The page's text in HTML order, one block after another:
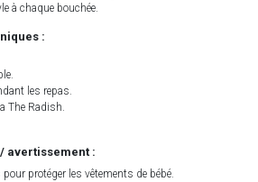
à chaque bouchée.
:
les repas.
The Radish.
avertissement :
protéger les vêtements de bébé.